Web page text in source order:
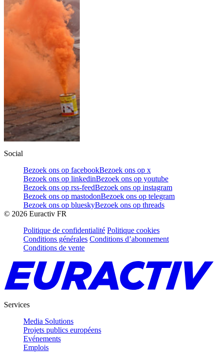
Social
Bezoek ons op facebookBezoek ons op x
Bezoek ons op linkedinBezoek ons op youtube
Bezoek ons op rss-feedBezoek ons op instagram
Bezoek ons op mastodonBezoek ons op telegram
Bezoek ons op blueskyBezoek ons op threads
© 2026 Euractiv FR
Politique de confidentialité Politique cookies
Conditions générales Conditions d’abonnement
Conditions de vente
Services
Media Solutions
Projets publics européens
Evénements
Emplois